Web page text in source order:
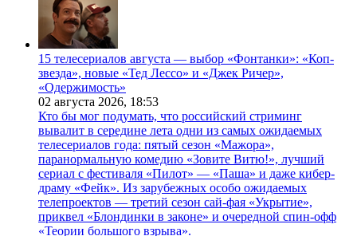
15 телесериалов августа — выбор «Фонтанки»: «Коп-
звезда», новые «Тед Лессо» и «Джек Ричер»,
«Одержимость»
02 августа 2026, 18:53
Кто бы мог подумать, что российский стриминг
вывалит в середине лета одни из самых ожидаемых
телесериалов года: пятый сезон «Мажора»,
паранормальную комедию «Зовите Витю!», лучший
сериал с фестиваля «Пилот» — «Паша» и даже кибер-
драму «Фейк». Из зарубежных особо ожидаемых
телепроектов — третий сезон сай-фая «Укрытие»,
приквел «Блондинки в законе» и очередной спин-офф
«Теории большого взрыва».